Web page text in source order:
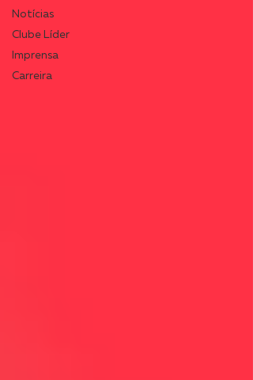
Notícias
Clube Líder
Imprensa
Carreira